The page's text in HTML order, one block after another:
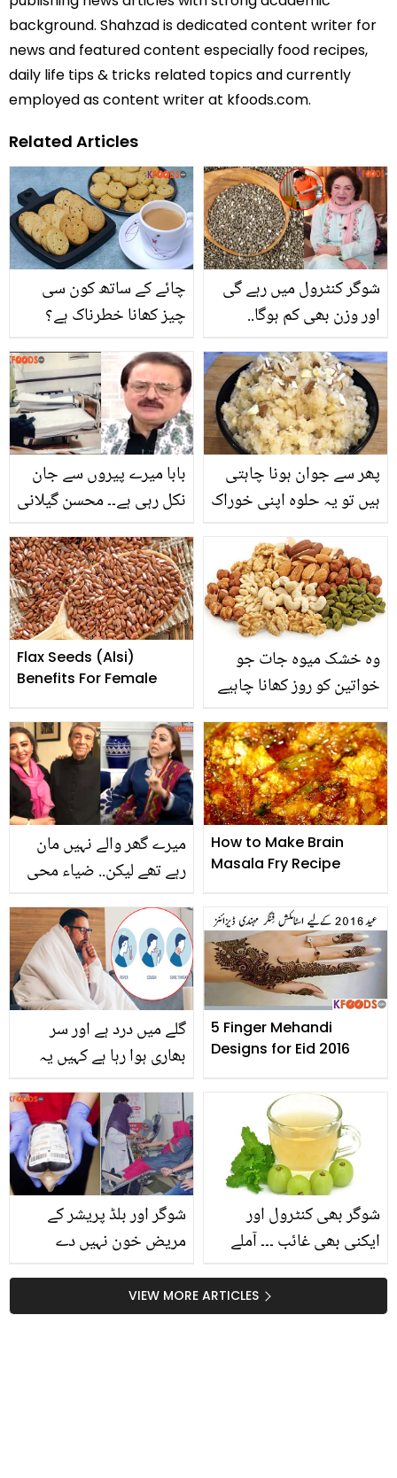
background. Shahzad is dedicated content writer for
news and featured content especially food recipes,
daily life tips & tricks related topics and currently
employed as content writer at kfoods.com.
Related Articles
چائے کے ساتھ کون سی
چیز کھانا خطرناک ہے؟
والی عام چیزیں جو بڑے
نقصان سے دوچار کرسکتی
ہیں
شوگر کنٹرول میں رہے گی
اور وزن بھی کم ہوگا..
کرنے کے لئے تخم ملنگا کھ
استعمال کا صحیح طریقہ
بتا دیا
بابا میرے پیروں سے جان
نکل رہی ہے۔۔ محسن گیلانی
میں لوگوں کی بے حسی یاد
کر کے جذباتی ہوگئے
پھر سے جوان ہونا چاہتی
ہیں تو یہ حلوہ اپنی خوراک
کریں،جانیے لیکوریا، کمر
درد، ہارمونز کی خرابی کا
مسئلہ کیسے دنوں میں حل
کیا جائے۔۔
Flax Seeds (Alsi)
Benefits For Female
وہ خشک میوہ جات جو
خواتین کو روز کھانا چاہیے
میرے گھر والے نہیں مان
رہے تھے لیکن.. ضیاء محی
کے فرق کے باوجود عذرا
محی الدین نے ان سے شادی
کیوں کی؟
How to Make Brain
Masala Fry Recipe
گلے میں درد ہے اور سر
بھاری ہوا رہا ہے کہیں یہ
تو نہیں۔۔۔ جانیں چند ایسے
طریقے جن سے آپ گھر
بیٹھے معلوم کر سکتے ہیں
کہ کہیں آپ کورونا کا شکار
تو نہیں ہو گئے
5 Finger Mehandi
Designs for Eid 2016
شوگر اور بلڈ پریشر کے
مریض خون نہیں دے
سے متعلق پائی جانے والی
غلط فہمیاں کون سی ہیں
شوگر بھی کنٹرول اور
ایکنی بھی غائب ۔۔۔ آملے
فائدے جانیئے جو آپ کی
بھی بڑی مشکل کرے آسان
VIEW MORE ARTICLES